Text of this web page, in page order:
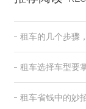
租车的几个步骤
租车选择车型要
租车省钱中的妙